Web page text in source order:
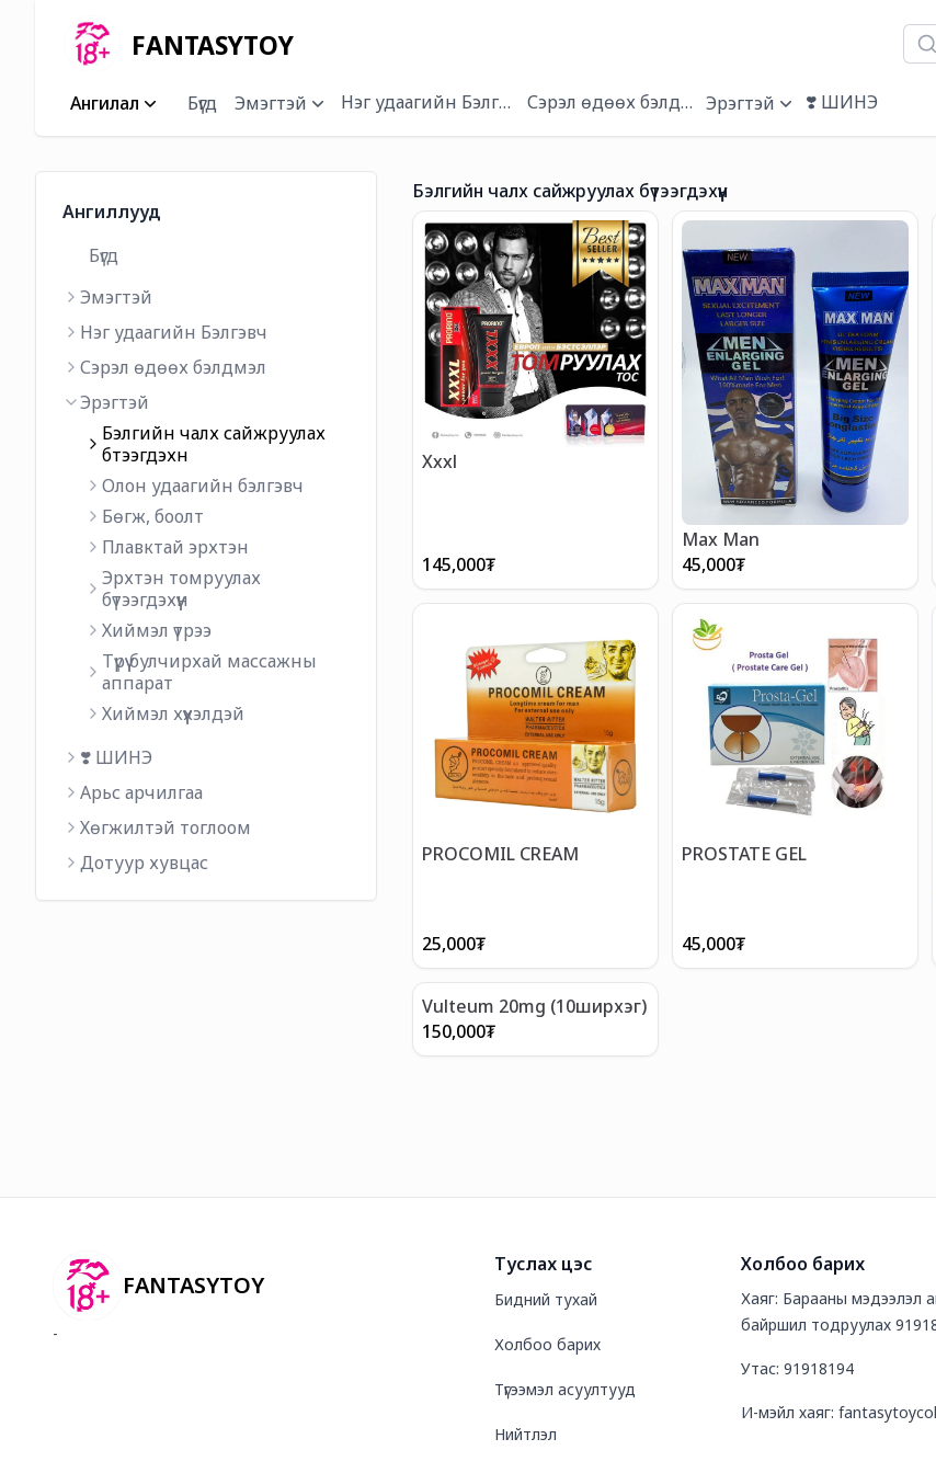
FANTASYTOY
Ангилал Бүгд Эмэгтэй Нэг удаагийн БэлгэвчСэрэл өдөөх бэлдмэлЭрэгтэй ❣️ ШИНЭ
Ангиллууд
Бүгд
Эмэгтэй
Нэг удаагийн Бэлгэвч
Сэрэл өдөөх бэлдмэл
Эрэгтэй
Бэлгийн чалх сайжруулах
бүтээгдэхүүн
Олон удаагийн бэлгэвч
Бөгж, боолт
Плавктай эрхтэн
Эрхтэн томруулах
бүтээгдэхүүн
Хиймэл үтрээ
Түрүү булчирхай массажны
аппарат
Хиймэл хүүхэлдэй
❣️ ШИНЭ
Арьс арчилгаа
Хөгжилтэй тоглоом
Дотуур хувцас
Бэлгийн чалх сайжруулах бүтээгдэхүүн
Xxxl
145,000₮
Max Man
45,000₮
PROCOMIL CREAM
25,000₮
PROSTATE GEL
45,000₮
Vulteum 20mg (10ширхэг)
150,000₮
FANTASYTOY
-
Туслах цэс
Бидний тухай
Холбоо барих
Түгээмэл асуултууд
Нийтлэл
Холбоо барих
Хаяг: Барааны мэдээлэл
байршил тодруулах
Утас: 91918194
И-мэйл хаяг: